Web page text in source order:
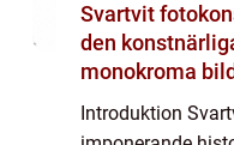
Svartvit
den
monokroma
Introduktion